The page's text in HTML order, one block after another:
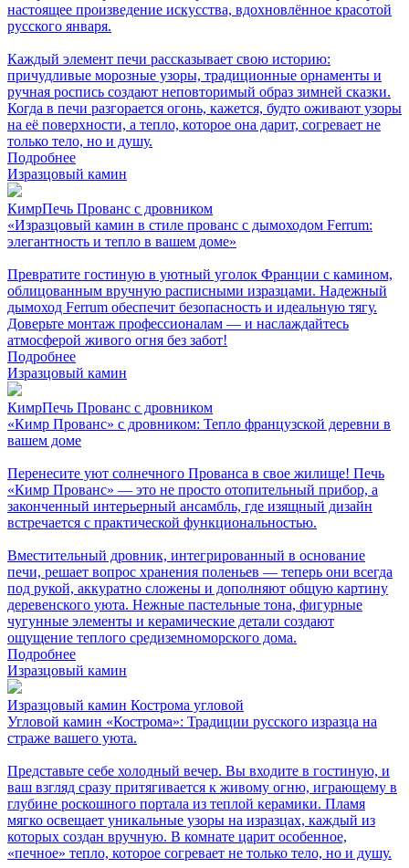
настоящее произведение искусства, вдохновлённое красотой
русского января.
Каждый элемент печи рассказывает свою историю:
причудливые морозные узоры, традиционные орнаменты и
ручная роспись создают неповторимый образ зимней сказки.
Когда в печи разгорается огонь, кажется, будто оживают узоры
на её поверхности, а тепло, которое она дарит, согревает не
только тело, но и душу.
Подробнее
Изразцовый камин
КимрПечь Прованс с дровником
«Изразцовый камин в стиле прованс с дымоходом Ferrum:
элегантность и тепло в вашем доме»
Превратите гостиную в уютный уголок Франции с камином,
облицованным вручную расписными изразцами. Надежный
дымоход Ferrum обеспечит безопасность и идеальную тягу.
Доверьте монтаж профессионалам — и наслаждайтесь
атмосферой живого огня без забот!
Подробнее
Изразцовый камин
КимрПечь Прованс с дровником
«Кимр Прованс» с дровником: Тепло французской деревни в
вашем доме
Перенесите уют солнечного Прованса в свое жилище! Печь
«Кимр Прованс» — это не просто отопительный прибор, а
законченный интерьерный ансамбль, где изящный дизайн
встречается с практической функциональностью.
Вместительный дровник, интегрированный в основание
печи, решает вопрос хранения поленьев — теперь они всегда
под рукой, аккуратно сложены и дополняют общую картину
деревенского уюта. Нежные пастельные тона, фигурные
чугунные элементы и керамические детали создают
ощущение теплого средиземноморского дома.
Подробнее
Изразцовый камин
Изразцовый камин Кострома угловой
Угловой камин «Кострома»: Традиции русского изразца на
страже вашего уюта.
Представьте себе холодный вечер. Вы входите в гостиную, и
ваш взгляд сразу притягивается к живому огню, играющему в
глубине роскошного портала из теплой керамики. Пламя
мягко освещает уникальные узоры на изразцах, каждый из
которых создан вручную. В комнате царит особенное,
«печное» тепло, которое согревает не только тело, но и душу.